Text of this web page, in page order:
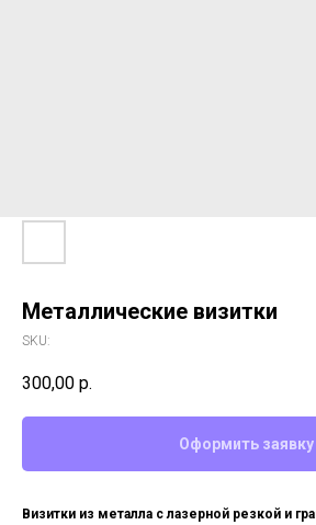
Металлические визитки
SKU:
300,00 р.
Оформить заявку
Визитки из металла с лазерной резкой и